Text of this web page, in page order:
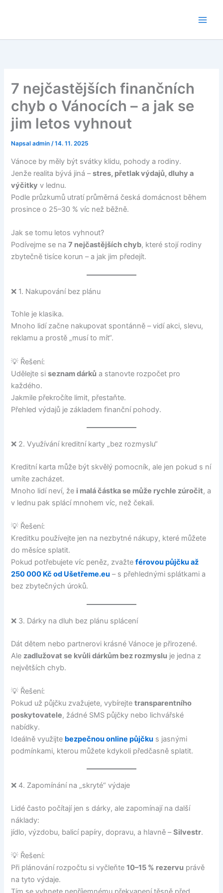
7 nejčastějších finančních
chyb o Vánocích – a jak se
jim letos vyhnout
Napsaladmin/14. 11. 2025
Vánoce by měly být svátky klidu, pohody a rodiny.
Jenže realita bývá jiná –stres, přetlak výdajů, dluhy a
výčitky v lednu.
Podle průzkumů utratí průměrná česká domácnost během
prosince o 25–30 % víc než běžně.
Jak se tomu letos vyhnout?
Podívejme se na7 nejčastějších chyb, které stojí rodiny
zbytečně tisíce korun – a jak jim předejít.
❌ 1. Nakupování bez plánu
Tohle je klasika.
Mnoho lidí začne nakupovat spontánně – vidí akci, slevu,
reklamu a prostě „musí to mít“.
💡 Řešení:
Udělejte siseznam dárků a stanovte rozpočet pro
každého.
Jakmile překročíte limit, přestaňte.
Přehled výdajů je základem finanční pohody.
❌ 2. Využívání kreditní karty „bez rozmyslu“
Kreditní karta může být skvělý pomocník, ale jen pokud s ní
umíte zacházet.
Mnoho lidí neví, že i malá částka se může rychle zúročit, a
v lednu pak splácí mnohem víc, než čekali.
💡 Řešení:
Kreditku používejte jen na nezbytné nákupy, které můžete
do měsíce splatit.
Pokud potřebujete víc peněz, zvažteférovou půjčku až
250 000 Kč od Ušetřeme.eu – s přehlednými splátkami a
bez zbytečných úroků.
❌ 3. Dárky na dluh bez plánu splácení
Dát dětem nebo partnerovi krásné Vánoce je přirozené.
Ale zadlužovat se kvůli dárkům bez rozmyslu je jedna z
největších chyb.
💡 Řešení:
Pokud už půjčku zvažujete, vybírejtetransparentního
poskytovatele, žádné SMS půjčky nebo lichvářské
nabídky.
Ideálně využijte bezpečnou online půjčku s jasnými
podmínkami, kterou můžete kdykoli předčasně splatit.
❌ 4. Zapomínání na „skryté“ výdaje
Lidé často počítají jen s dárky, ale zapomínají na další
náklady:
jídlo, výzdobu, balicí papíry, dopravu, a hlavně –Silvestr.
💡 Řešení:
Při plánování rozpočtu si vyčleňte10–15 % rezervu právě
na tyto výdaje.